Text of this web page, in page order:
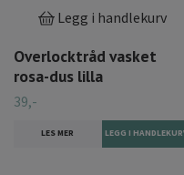
Legg i handlekurv
Overlocktråd vasket
rosa-dus lilla
39,-
LES MER